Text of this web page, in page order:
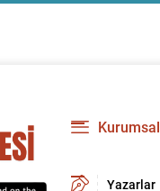
Kurumsal
Yazarlar